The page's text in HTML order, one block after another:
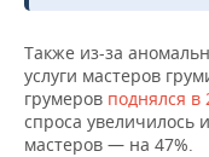
Также из-за
услуги мастеров
грумеров поднялся в
спроса увеличилось
мастеров — на 47%.